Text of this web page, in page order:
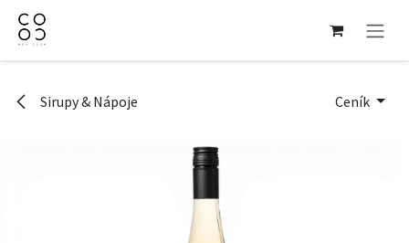
Přejít na obsah
Sirupy & Nápoje Ceník